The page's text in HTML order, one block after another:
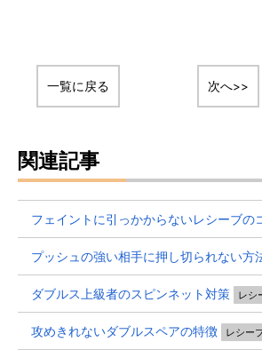
一覧に戻る 次へ>>
関連記事
フェイントに引っかからないレシーブの
プッシュの強い相手に押し切られない方
ダブルス上級者のスピンネット対策 レシ
攻めきれないダブルスペアの特徴 レシー